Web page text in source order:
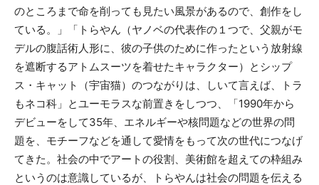
のところまで命を削っても見たい風景があるので、創作をし
ている。」「トらやん（ヤノベの代表作の１つで、父親がモ
デルの腹話術人形に、彼の子供のために作ったという放射線
を遮断するアトムスーツを着せたキャラクター）とシップ
ス・キャット（宇宙猫）のつながりは、しいて言えば、トラ
もネコ科」とユーモラスな前置きをしつつ、「1990年から
デビューをして35年、エネルギーや核問題などの世界の問
題を、モチーフなどを通して愛情をもって次の世代につなげ
てきた。社会の中でアートの役割、美術館を超えての枠組み
というのは意識しているが、トらやんは社会の問題を伝える